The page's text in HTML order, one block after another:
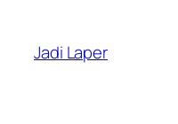
content
Jadi Laper